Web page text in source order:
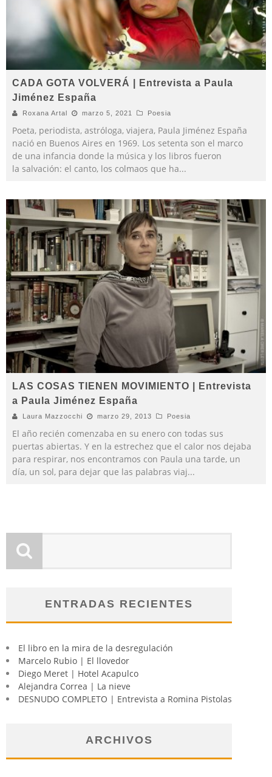
CADA GOTA VOLVERÁ | Entrevista a Paula
Jiménez España
Roxana Artal marzo 5, 2021 Poesia
Poeta, periodista, astróloga, viajera, Paula Jiménez España
nació en Buenos Aires en 1969. Los setenta son el marco
de una infancia donde la música y los libros fueron
la salvación: el canto, los colmaos que ha...
LAS COSAS TIENEN MOVIMIENTO | Entrevista
a Paula Jiménez España
Laura Mazzocchi marzo 29, 2013 Poesia
El año recién comenzaba en su enero con todas sus
puertas abiertas. Y en la estrechez que el calor nos dejaba
para respirar, nos encontramos con Paula una tarde, un
día, un sol, para dejar que las palabras viaj...
ENTRADAS RECIENTES
El libro en la mira de la desregulación
Marcelo Rubio | El llovedor
Diego Meret | Hotel Acapulco
Alejandra Correa | La nieve
DESNUDO COMPLETO | Entrevista a Romina Pistolas
ARCHIVOS